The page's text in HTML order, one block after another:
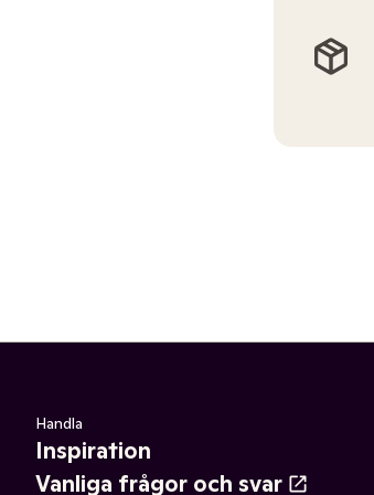
Handla
Inspiration
Vanliga frågor och svar